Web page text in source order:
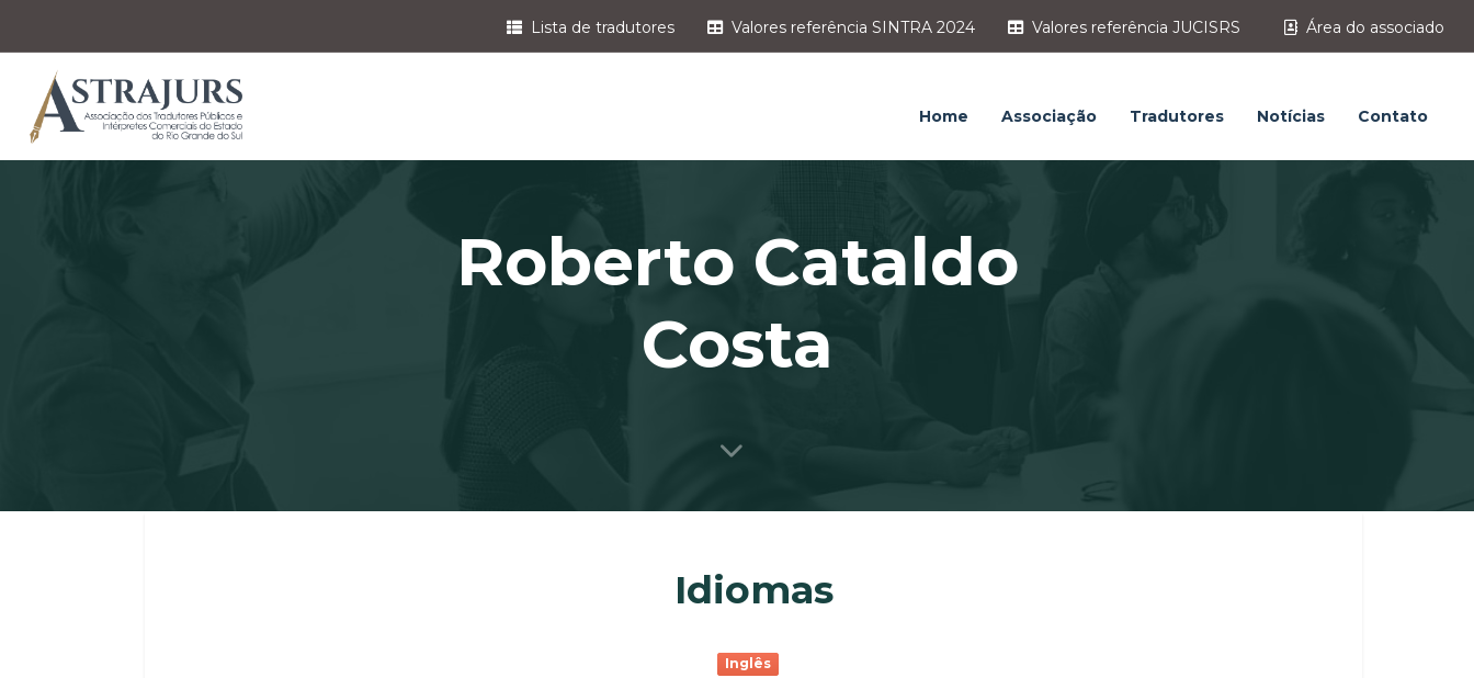
Lista de tradutores Valores referência SINTRA 2024 Valores referência JUCISRS Área do associado
Home Associação Tradutores Notícias Contato
Roberto Cataldo
Costa
Idiomas
Inglês